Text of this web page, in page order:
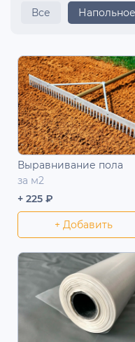
Все
Выравнивание пола
за м2
+ 225 ₽
+ Добавить